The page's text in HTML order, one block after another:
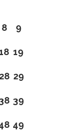
8 9
19
28 29
39
49